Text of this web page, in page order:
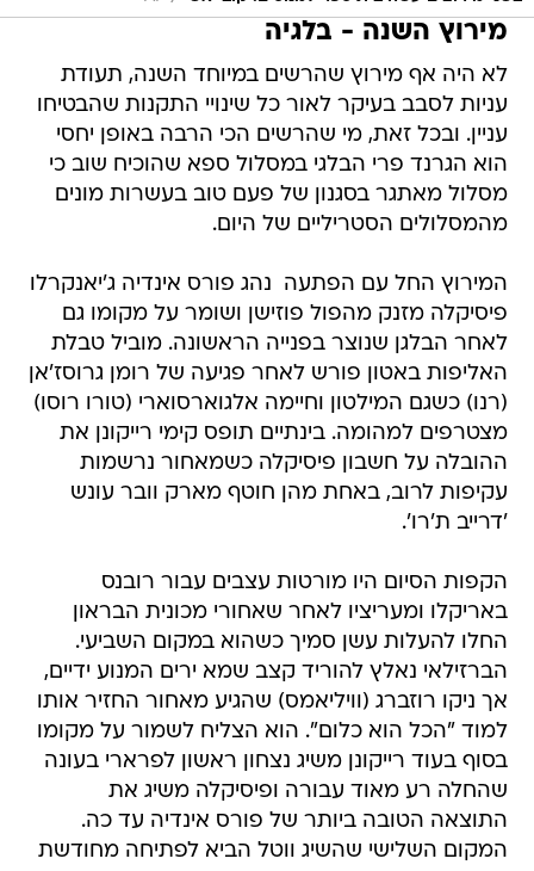
מירוץ השנה - בלגיה
לא היה אף מירוץ שהרשים במיוחד השנה, תעודת
עניות לסבב בעיקר לאור כל שינויי התקנות שהבטיחו
עניין. ובכל זאת, מי שהרשים הכי הרבה באופן יחסי
הוא הגרנד פרי הבלגי במסלול ספא שהוכיח שוב כי
מסלול מאתגר בסגנון של פעם טוב בעשרות מונים
מהמסלולים הסטריליים של היום.
המירוץ החל עם הפתעה  נהג פורס אינדיה ג'יאנקרלו
פיסיקלה מזנק מהפול פוזישן ושומר על מקומו גם
לאחר הבלגן שנוצר בפנייה הראשונה. מוביל טבלת
האליפות באטון פורש לאחר פגיעה של רומן גרוסז'אן
(רנו) כשגם המילטון וחיימה אלגוארסוארי (טורו רוסו)
מצטרפים למהומה. בינתיים תופס קימי רייקונן את
ההובלה על חשבון פיסיקלה כשמאחור נרשמות
עקיפות לרוב, באחת מהן חוטף מארק וובר עונש
'דרייב ת'רו'.
הקפות הסיום היו מורטות עצבים עבור רובנס
באריקלו ומעריציו לאחר שאחורי מכונית הבראון
החלו להעלות עשן סמיך כשהוא במקום השביעי.
הברזילאי נאלץ להוריד קצב שמא ירים המנוע ידיים,
אך ניקו רוזברג (וויליאמס) שהגיע מאחור החזיר אותו
למוד "הכל הוא כלום". הוא הצליח לשמור על מקומו
בסוף בעוד רייקונן משיג נצחון ראשון לפרארי בעונה
שהחלה רע מאוד עבורה ופיסיקלה משיג את
התוצאה הטובה ביותר של פורס אינדיה עד כה.
המקום השלישי שהשיג ווטל הביא לפתיחה מחודשת